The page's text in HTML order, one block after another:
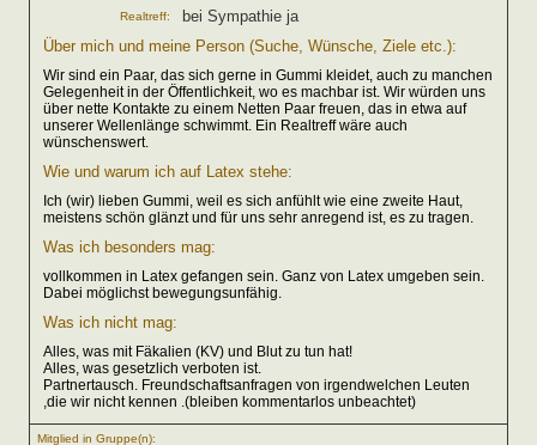
Realtreff:
bei Sympathie ja
Über mich und meine Person (Suche, Wünsche, Ziele etc.):
Wir sind ein Paar, das sich gerne in Gummi kleidet, auch zu manchen
Gelegenheit in der Öffentlichkeit, wo es machbar ist. Wir würden uns
über nette Kontakte zu einem Netten Paar freuen, das in etwa auf
unserer Wellenlänge schwimmt. Ein Realtreff wäre auch
wünschenswert.
Wie und warum ich auf Latex stehe:
Ich (wir) lieben Gummi, weil es sich anfühlt wie eine zweite Haut,
meistens schön glänzt und für uns sehr anregend ist, es zu tragen.
Was ich besonders mag:
vollkommen in Latex gefangen sein. Ganz von Latex umgeben sein.
Dabei möglichst bewegungsunfähig.
Was ich nicht mag:
Alles, was mit Fäkalien (KV) und Blut zu tun hat!
Alles, was gesetzlich verboten ist.
Partnertausch. Freundschaftsanfragen von irgendwelchen Leuten
,die wir nicht kennen .(bleiben kommentarlos unbeachtet)
Mitglied in Gruppe(n):